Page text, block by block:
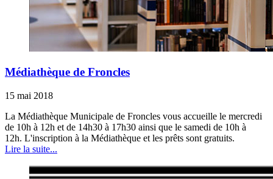
Médiathèque de Froncles
15 mai 2018
La Médiathèque Municipale de Froncles vous accueille le mercredi
de 10h à 12h et de 14h30 à 17h30 ainsi que le samedi de 10h à
12h. L'inscription à la Médiathèque et les prêts sont gratuits.
Lire la suite...